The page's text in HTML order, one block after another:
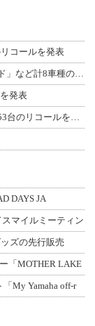
コールを発表
発表
DAYS JA
マイルミーティン
ズの先行販売
「MOTHER LAKE
My Yamaha off-r